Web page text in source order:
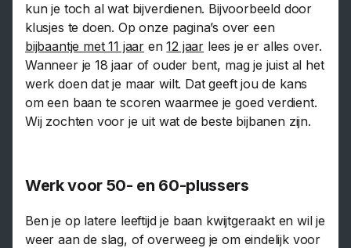
kun je toch al wat bijverdienen. Bijvoorbeeld door
klusjes te doen. Op onze pagina’s over een
bijbaantje met 11 jaar en12 jaar lees je er alles over.
Wanneer je 18 jaar of ouder bent, mag je juist al het
werk doen dat je maar wilt. Dat geeft jou de kans
om een baan te scoren waarmee je goed verdient.
Wij zochten voor je uit wat de beste bijbanen zijn.
Werk voor 50- en 60-plussers
Ben je op latere leeftijd je baan kwijtgeraakt en wil je
weer aan de slag, of overweeg je om eindelijk voor